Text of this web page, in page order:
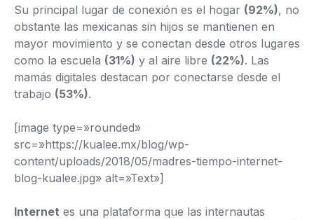
Su principal lugar de conexión es el hogar (92%), no
obstante las mexicanas sin hijos se mantienen en
mayor movimiento y se conectan desde otros lugares
como la escuela (31%) y al aire libre (22%). Las
mamás digitales destacan por conectarse desde el
trabajo (53%).
[image type=»rounded»
src=»https://kualee.mx/blog/wp-
content/uploads/2018/05/madres-tiempo-internet-
blog-kualee.jpg» alt=»Text»]
Internet es una plataforma que las internautas